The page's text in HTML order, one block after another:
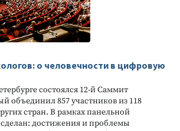
о человечности в цифровую
состоялся 12-й Саммит
объединил 857 участников из 118
стран. В рамках панельной
достижения и проблемы